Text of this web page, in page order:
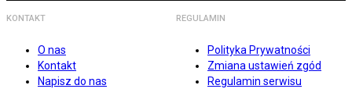
KONTAKT
O nas
Kontakt
Napisz do nas
REGULAMIN
Polityka Prywatności
Zmiana ustawień zgód
Regulamin serwisu